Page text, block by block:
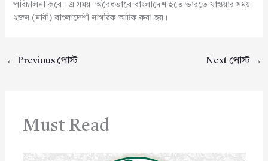
পরিচালনা করে। এ সময় অবৈধভাবে বাংলাদেশ হতে ভারতে যাওয়ার সময়
২জন (নারী) বাংলাদেশী নাগরিক আটক করা হয়।
← Previous পোস্ট Next পোস্ট →
Must Read